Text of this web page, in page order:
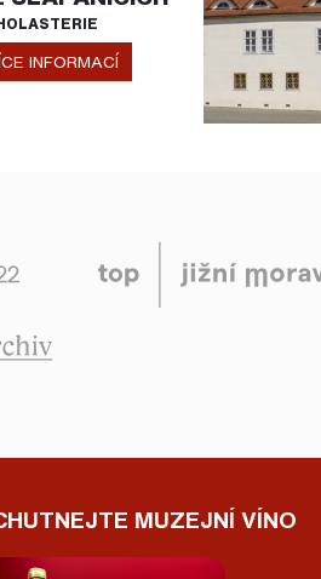
INFORMACÍ
MUZEJNÍ VÍNO